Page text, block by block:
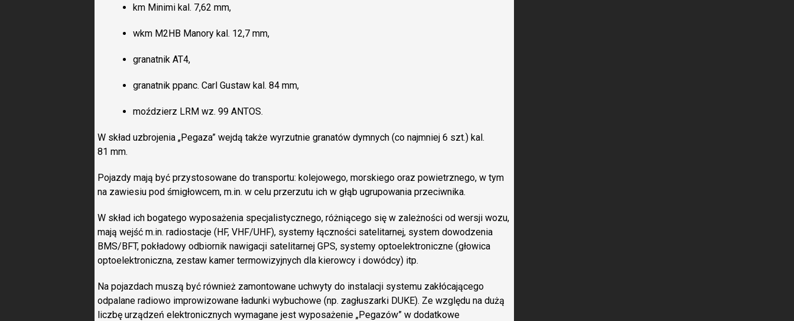
km Minimi kal. 7,62 mm,
wkm M2HB Manory kal. 12,7 mm,
granatnik AT4,
granatnik ppanc. Carl Gustaw kal. 84 mm,
moździerz LRM wz. 99 ANTOS.
W skład uzbrojenia „Pegaza” wejdą także wyrzutnie granatów dymnych (co najmniej 6 szt.) kal.
81 mm.
Pojazdy mają być przystosowane do transportu: kolejowego, morskiego oraz powietrznego, w tym
na zawiesiu pod śmigłowcem, m.in. w celu przerzutu ich w głąb ugrupowania przeciwnika.
W skład ich bogatego wyposażenia specjalistycznego, różniącego się w zależności od wersji wozu,
mają wejść m.in. radiostacje (HF, VHF/UHF), systemy łączności satelitarnej, system dowodzenia
BMS/BFT, pokładowy odbiornik nawigacji satelitarnej GPS, systemy optoelektroniczne (głowica
optoelektroniczna, zestaw kamer termowizyjnych dla kierowcy i dowódcy) itp.
Na pojazdach muszą być również zamontowane uchwyty do instalacji systemu zakłócającego
odpalane radiowo improwizowane ładunki wybuchowe (np. zagłuszarki DUKE). Ze względu na dużą
liczbę urządzeń elektronicznych wymagane jest wyposażenie „Pegazów” w dodatkowe